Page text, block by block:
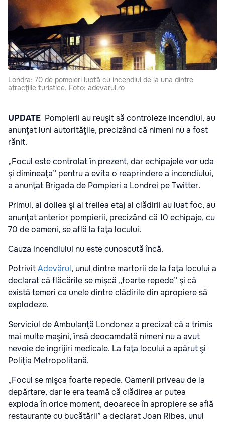
Londra: 70 de pompieri luptă cu incendiul de la una dintre
atracţiile turistice. Foto: adevarul.ro
UPDATE Pompierii au reuşit să controleze incendiul, au
anunţat luni autorităţile, precizând că nimeni nu a fost
rănit.
„Focul este controlat în prezent, dar echipajele vor uda
şi dimineaţa” pentru a evita o reaprindere a incendiului,
a anunţat Brigada de Pompieri a Londrei pe Twitter.
Primul, al doilea şi al treilea etaj al clădirii au luat foc, au
anunţat anterior pompierii, precizând că 10 echipaje, cu
70 de oameni, se află la faţa locului.
Cauza incendiului nu este cunoscută încă.
PotrivitAdevărul, unul dintre martorii de la faţa locului a
declarat că flăcările se mişcă „foarte repede” şi că
există temeri ca unele dintre clădirile din apropiere să
explodeze.
Serviciul de Ambulanţă Londonez a precizat că a trimis
mai multe maşini, însă deocamdată nimeni nu a avut
nevoie de ingrijiri medicale. La faţa locului a apărut şi
Poliţia Metropolitană.
„Focul se mişca foarte repede. Oamenii priveau de la
depărtare, dar le era teamă că clădirea ar putea
exploda în orice moment, deoarece în apropiere se află
restaurante cu bucătării” a declarat Joan Ribes, unul